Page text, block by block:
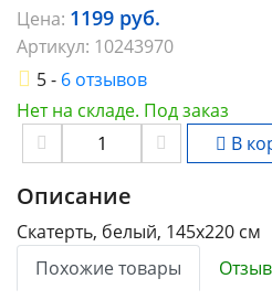
Цена: 1199 руб.
Артикул: 10243970
5 - 6 отзывов
Нет на складе. Под заказ
В
Описание
Скатерть, белый, 145x220 см
Похожие товары